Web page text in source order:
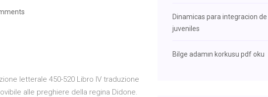
letterale 450-520 Libro IV traduzione
alle preghiere della regina Didone.
Dinamicas para integracion
juveniles
Bilge adamın korkusu pdf oku